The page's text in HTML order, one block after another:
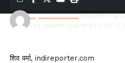
Last updated: August 30, 2024
Rajesh Kumawat Published
शिव वर्मा, indireporter.com